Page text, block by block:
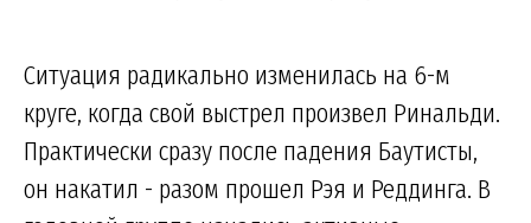
Ситуация радикально изменилась на 6-м
круге, когда свой выстрел произвел Ринальди.
Практически сразу после падения Баутисты,
он накатил - разом прошел Рэя и Реддинга. В